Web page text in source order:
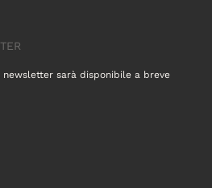
newsletter sarà disponibile a breve